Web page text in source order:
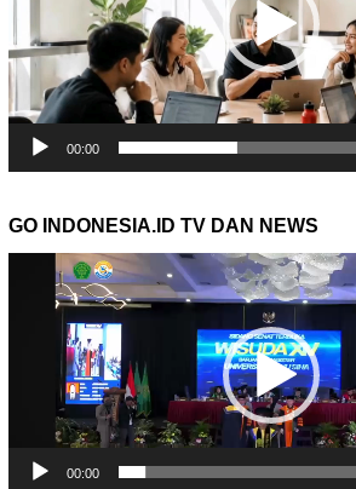
00:00
GO INDONESIA.ID TV DAN NEWS
Pemutar
00:00